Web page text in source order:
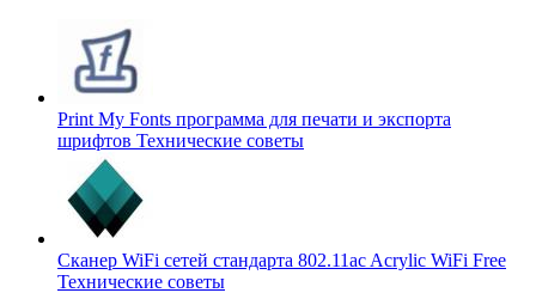
Print My Fonts программа для печати и экспорта
шрифтов Технические советы
Сканер WiFi сетей стандарта 802.11ac Acrylic WiFi Free
Технические советы